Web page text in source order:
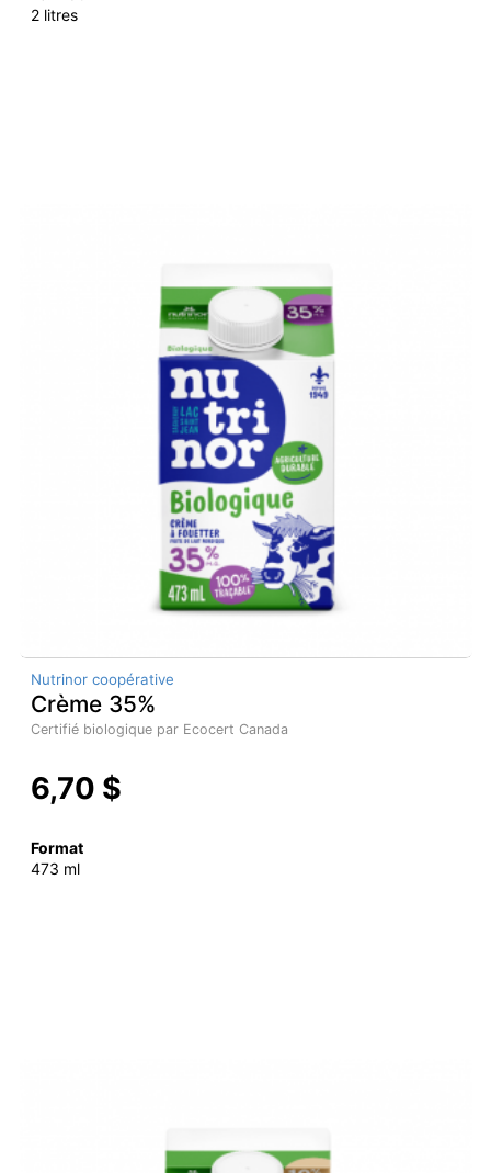
2 litres
Nutrinor coopérative
Crème 35%
Certifié biologique par Ecocert Canada
6,70 $
Format
473 ml